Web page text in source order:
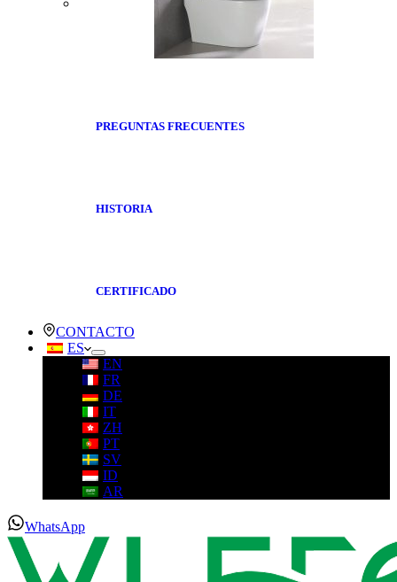
PREGUNTAS FRECUENTES
HISTORIA
CERTIFICADO
CONTACTO
ES
EN
FR
DE
IT
ZH
PT
SV
ID
AR
WhatsApp